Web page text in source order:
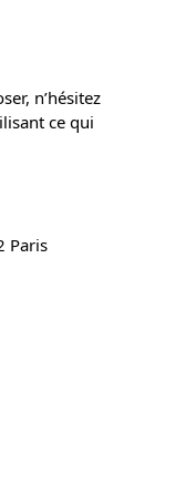
n’hésitez
ce qui
Paris